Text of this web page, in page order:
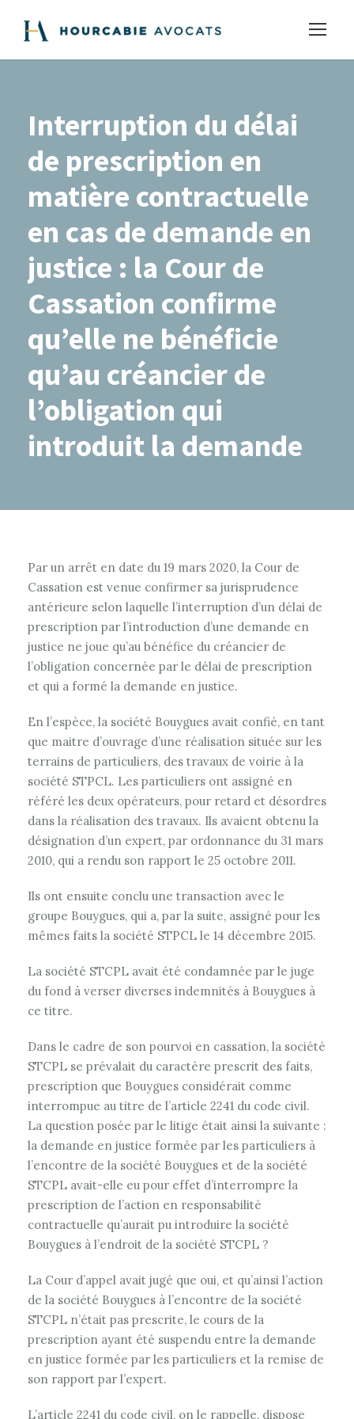
Interruption du délai
de prescription en
matière contractuelle
en cas de demande en
justice : la Cour de
Cassation confirme
qu’elle ne bénéficie
qu’au créancier de
l’obligation qui
introduit la demande
Par un arrêt en date du 19 mars 2020, la Cour de
Cassation est venue confirmer sa jurisprudence
antérieure selon laquelle l’interruption d’un délai de
prescription par l’introduction d’une demande en
justice ne joue qu’au bénéfice du créancier de
l’obligation concernée par le délai de prescription
et qui a formé la demande en justice.
En l’espèce, la société Bouygues avait confié, en tant
que maitre d’ouvrage d’une réalisation située sur les
terrains de particuliers, des travaux de voirie à la
société STPCL. Les particuliers ont assigné en
référé les deux opérateurs, pour retard et désordres
dans la réalisation des travaux. Ils avaient obtenu la
désignation d’un expert, par ordonnance du 31 mars
2010, qui a rendu son rapport le 25 octobre 2011.
Ils ont ensuite conclu une transaction avec le
groupe Bouygues, qui a, par la suite, assigné pour les
mêmes faits la société STPCL le 14 décembre 2015.
La société STCPL avait été condamnée par le juge
du fond à verser diverses indemnités à Bouygues à
ce titre.
Dans le cadre de son pourvoi en cassation, la société
STCPL se prévalait du caractère prescrit des faits,
prescription que Bouygues considérait comme
interrompue au titre de l’article 2241 du code civil.
La question posée par le litige était ainsi la suivante :
la demande en justice formée par les particuliers à
l’encontre de la société Bouygues et de la société
STCPL avait-elle eu pour effet d’interrompre la
prescription de l’action en responsabilité
contractuelle qu’aurait pu introduire la société
Bouygues à l’endroit de la société STCPL ?
La Cour d’appel avait jugé que oui, et qu’ainsi l’action
de la société Bouygues à l’encontre de la société
STCPL n’était pas prescrite, le cours de la
prescription ayant été suspendu entre la demande
en justice formée par les particuliers et la remise de
son rapport par l’expert.
L’article 2241 du code civil, on le rappelle, dispose